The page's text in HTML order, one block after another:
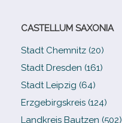
CASTELLUM SAXONIA
Stadt Chemnitz (20)
Stadt Dresden (161)
Stadt Leipzig (64)
Erzgebirgskreis (124)
Landkreis Bautzen (502)